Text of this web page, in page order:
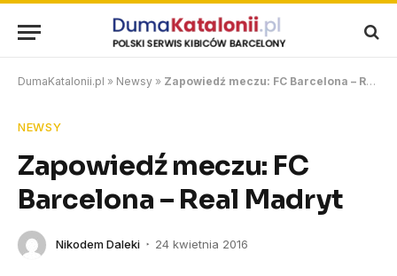
DumaKatalonii.pl » Newsy » Zapowiedź meczu: FC Barcelona – Real Madryt
NEWSY
Zapowiedź meczu: FC
Barcelona – Real Madryt
Nikodem Daleki 24 kwietnia 2016